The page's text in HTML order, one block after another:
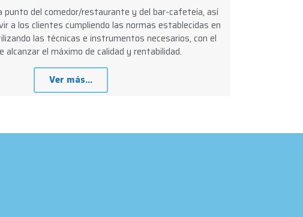
punto del comedor/restaurante y del bar-cafeteía, así
a los clientes cumpliendo las normas establecidas en
las técnicas e instrumentos necesarios, con el
alcanzar el máximo de calidad y rentabilidad.
Ver más...